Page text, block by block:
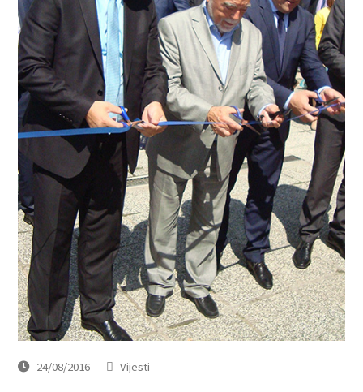
24/08/2016 Vijesti